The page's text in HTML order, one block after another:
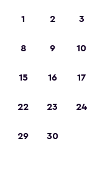
1 2 3
8 9 10
15 16 17
22 23 24
29 30